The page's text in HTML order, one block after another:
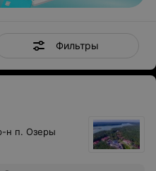
Фильтры
н п. Озеры